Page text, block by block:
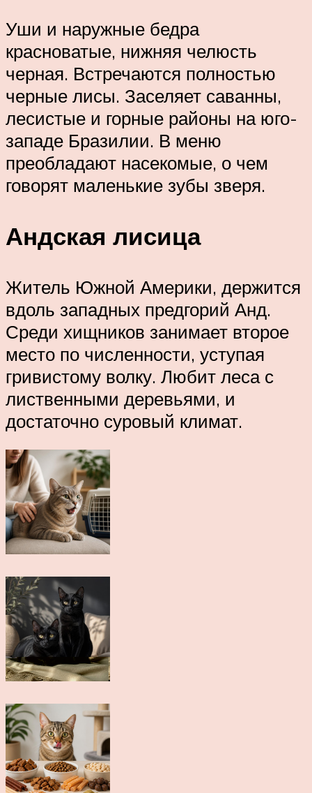
Уши и наружные бедра
красноватые, нижняя челюсть
черная. Встречаются полностью
черные лисы. Заселяет саванны,
лесистые и горные районы на юго-
западе Бразилии. В меню
преобладают насекомые, о чем
говорят маленькие зубы зверя.
Андская лисица
Житель Южной Америки, держится
вдоль западных предгорий Анд.
Среди хищников занимает второе
место по численности, уступая
гривистому волку. Любит леса с
лиственными деревьями, и
достаточно суровый климат.